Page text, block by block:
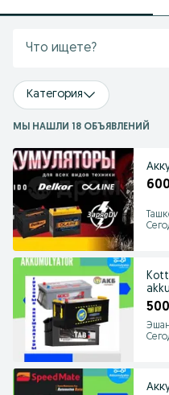
Категория
МЫ НАШЛИ 18 ОБЪЯВЛЕНИЙ